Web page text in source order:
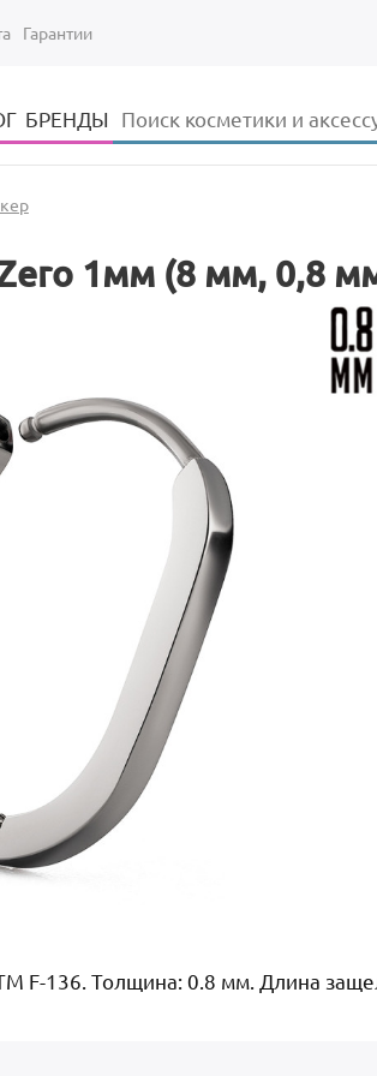
Гарантии
БРЕНДЫ Форма поиска
Поиск
1мм (8 мм, 0,8
F-136. Толщина: 0.8 мм. Длина